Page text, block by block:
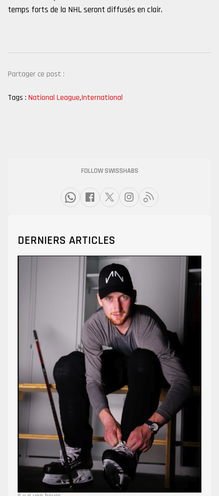
temps forts de la NHL seront diffusés en clair.
Partager ce post :
Tags : National League,International
FOLLOW SWISSHABS
DERNIERS ARTICLES